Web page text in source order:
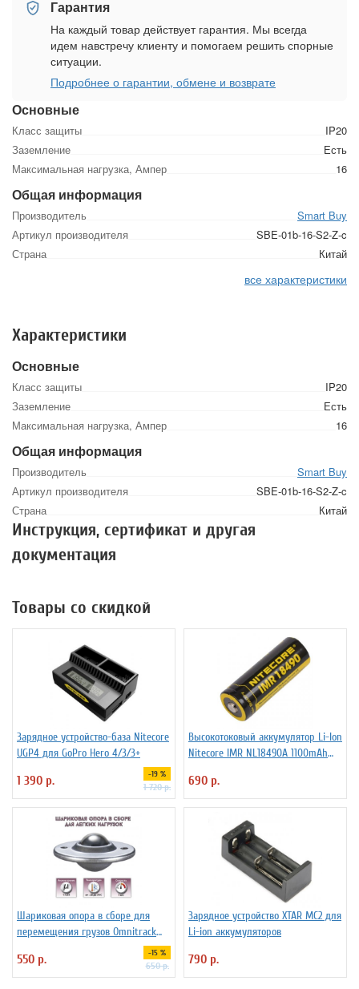
Основные
Класс защиты
IP20
Заземление
Есть
Максимальная нагрузка, Ампер
16
Общая информация
Производитель
Smart Buy
Артикул производителя
SBE-01b-16-S2-Z-c
Страна
Китай
все характеристики
Гарантия
На каждый товар действует гарантия. Мы всегда
идем навстречу клиенту и помогаем решить спорные
ситуации.
Подробнее о гарантии, обмене и возврате
Характеристики
Основные
Класс защиты
IP20
Заземление
Есть
Максимальная нагрузка, Ампер
16
Общая информация
Производитель
Smart Buy
Артикул производителя
SBE-01b-16-S2-Z-c
Страна
Китай
Инструкция, сертификат и другая
документация
Товары со скидкой
Зарядное устройство-база Nitecore
UGP4 для GoPro Hero 4/3/3+
1 390 р. -19 %
1 720 р.
Высокотоковый аккумулятор Li-Ion
Niteсore IMR NL18490A 1100mAh
690 р.
Шариковая опора в сборе для
перемещения грузов Omnitrack
550 р. -15 %
650 р.
Зарядное устройство XTAR MC2 для
Li-ion аккумуляторов
790 р.